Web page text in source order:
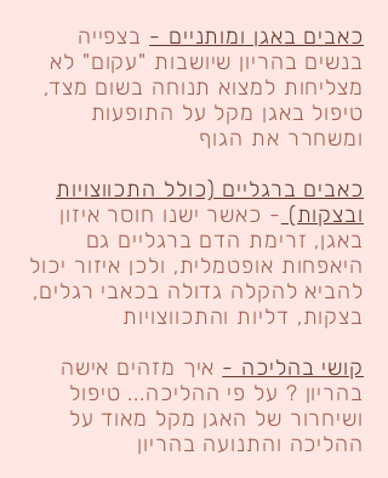
כאבים באגן ומותניים - בצפייה
בנשים בהריון שיושבות "עקום" לא
מצליחות למצוא תנוחה בשום מצד,
טיפול באגן מקל על התופעות
ומשחרר את הגוף
כאבים ברגליים (כולל התכווצויות
ובצקות) - כאשר ישנו חוסר איזון
באגן, זרימת הדם ברגליים גם
היאפחות אופטמלית, ולכן איזור יכול
להביא להקלה גדולה בכאבי רגלים,
בצקות, דליות והתכווצויות
קושי בהליכה - איך מזהים אישה
בהריון ? על פי ההליכה... טיפול
ושיחרור של האגן מקל מאוד על
ההליכה והתנועה בהריון